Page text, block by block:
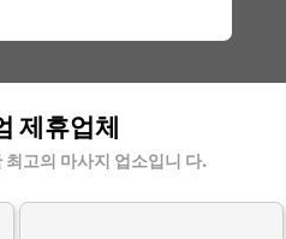
제휴업체
고의 마사지 업소입니 다.